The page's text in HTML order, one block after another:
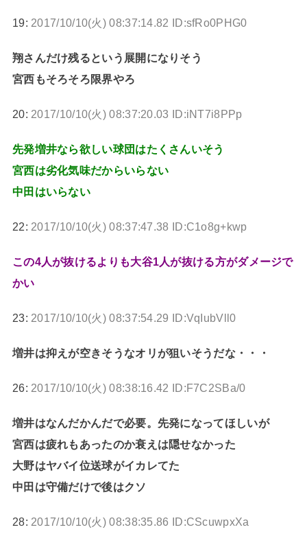
19: 2017/10/10(火) 08:37:14.82 ID:sfRo0PHG0
翔さんだけ残るという展開になりそう
宮西もそろそろ限界やろ
20: 2017/10/10(火) 08:37:20.03 ID:iNT7i8PPp
先発増井なら欲しい球団はたくさんいそう
宮西は劣化気味だからいらない
中田はいらない
22: 2017/10/10(火) 08:37:47.38 ID:C1o8g+kwp
この4人が抜けるよりも大谷1人が抜ける方がダメージで
かい
23: 2017/10/10(火) 08:37:54.29 ID:VqIubVll0
増井は抑えが空きそうなオリが狙いそうだな・・・
26: 2017/10/10(火) 08:38:16.42 ID:F7C2SBa/0
増井はなんだかんだで必要。先発になってほしいが
宮西は疲れもあったのか衰えは隠せなかった
大野はヤバイ位送球がイカレてた
中田は守備だけで後はクソ
28: 2017/10/10(火) 08:38:35.86 ID:CScuwpxXa